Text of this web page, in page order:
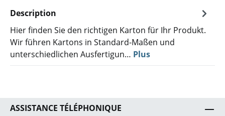
Description
Hier finden Sie den richtigen Karton für Ihr Produkt.
Wir führen Kartons in Standard-Maßen und
unterschiedlichen Ausfertigun… Plus
ASSISTANCE TÉLÉPHONIQUE